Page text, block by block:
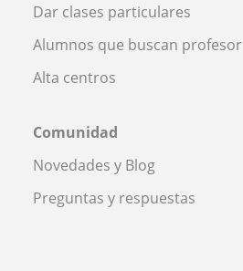
Dar clases particulares
Alumnos que buscan profesor
Alta centros
Comunidad
Novedades y Blog
Preguntas y respuestas